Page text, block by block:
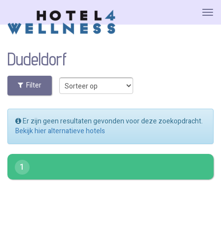
Dudeldorf
Filter
Er zijn geen resultaten gevonden voor deze zoekopdracht.
Bekijk hier alternatieve hotels
1